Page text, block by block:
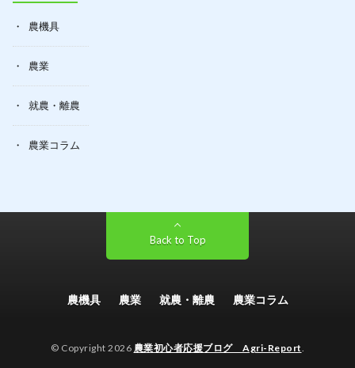
農機具
農業
就農・離農
農業コラム
Back to Top
農機具 農業 就農・離農 農業コラム
© Copyright 2026 農業初心者応援ブログ Agri-Report.